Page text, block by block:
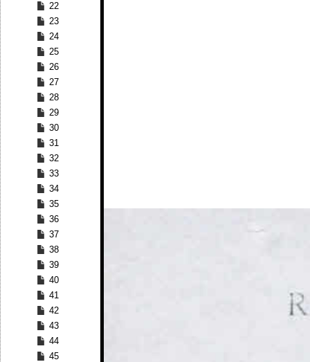
22
23
24
25
26
27
28
29
30
31
32
33
34
35
36
37
38
39
40
41
42
43
44
45